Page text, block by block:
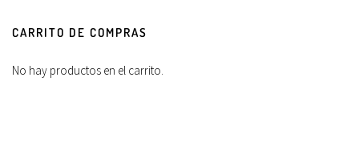
CARRITO DE COMPRAS
No hay productos en el carrito.